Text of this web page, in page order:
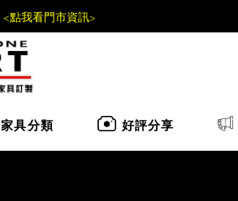
<點我看門市資訊>
家具分類 好評分享